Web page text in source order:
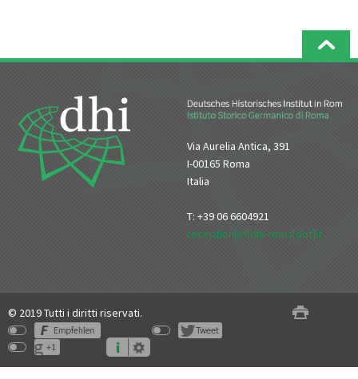
Via Aurelia Antica, 391
I-00165 Roma
Italia
T: +39 06 6604921
reception[at]dhi-roma[dot]it
© 2019 Tutti i diritti riservati.